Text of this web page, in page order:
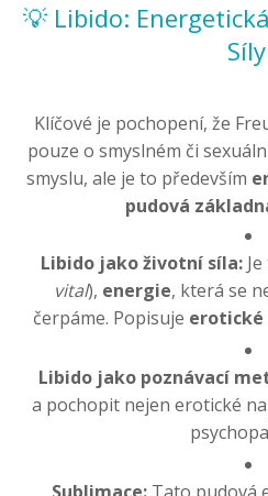
💡 Libido:
Síly
Klíčové je pochopení, že
pouze o smyslném či
smyslu, ale je to především
pudová
Libido jako životní síla:Je
vital), energie, která se
čerpáme. Popisuje erotické
Libido jako poznávací
a pochopit nejen erotické